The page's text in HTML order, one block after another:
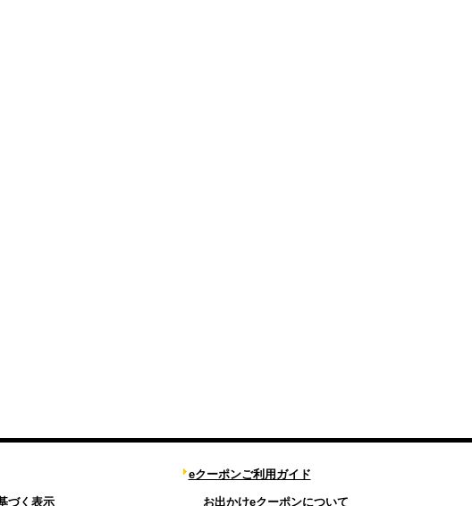
づく表示
eクーポンご利用ガイド
お出かけeクーポンについて